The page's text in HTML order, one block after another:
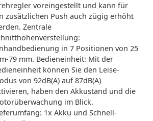
voreingestellt und kann für
zusätzlichen Push auch zügig erhöht
Zentrale
in 7 Positionen von 25
79 mm. Bedieneinheit: Mit der
können Sie den Leise-
von 92dB(A) auf 87dB(A)
haben den Akkustand und die
im Blick.
1x Akku und Schnell-